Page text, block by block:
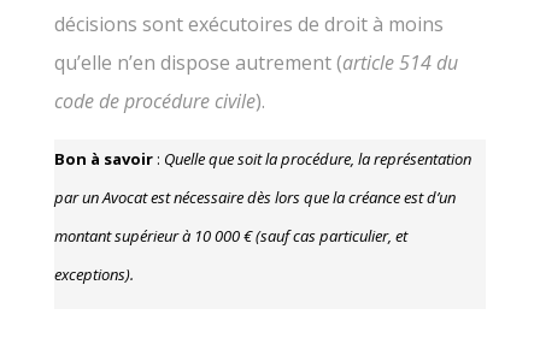
décisions sont exécutoires de droit à moins
qu’elle n’en dispose autrement (article 514 du
code de procédure civile).
Bon à savoir : Quelle que soit la procédure, la représentation
par un Avocat est nécessaire dès lors que la créance est d’un
montant supérieur à 10 000 € (sauf cas particulier, et
exceptions).